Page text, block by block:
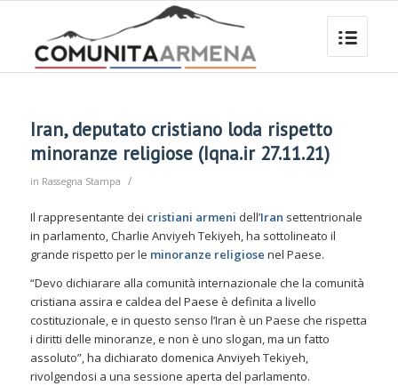
Iran, deputato cristiano loda rispetto
minoranze religiose (Iqna.ir 27.11.21)
in Rassegna Stampa /
Il rappresentante dei cristiani armeni dell’Iran settentrionale
in parlamento, Charlie Anviyeh Tekiyeh, ha sottolineato il
grande rispetto per le minoranze religiose nel Paese.
“Devo dichiarare alla comunità internazionale che la comunità
cristiana assira e caldea del Paese è definita a livello
costituzionale, e in questo senso l’Iran è un Paese che rispetta
i diritti delle minoranze, e non è uno slogan, ma un fatto
assoluto”, ha dichiarato domenica Anviyeh Tekiyeh,
rivolgendosi a una sessione aperta del parlamento.